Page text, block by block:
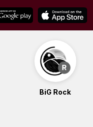
BiG Rock